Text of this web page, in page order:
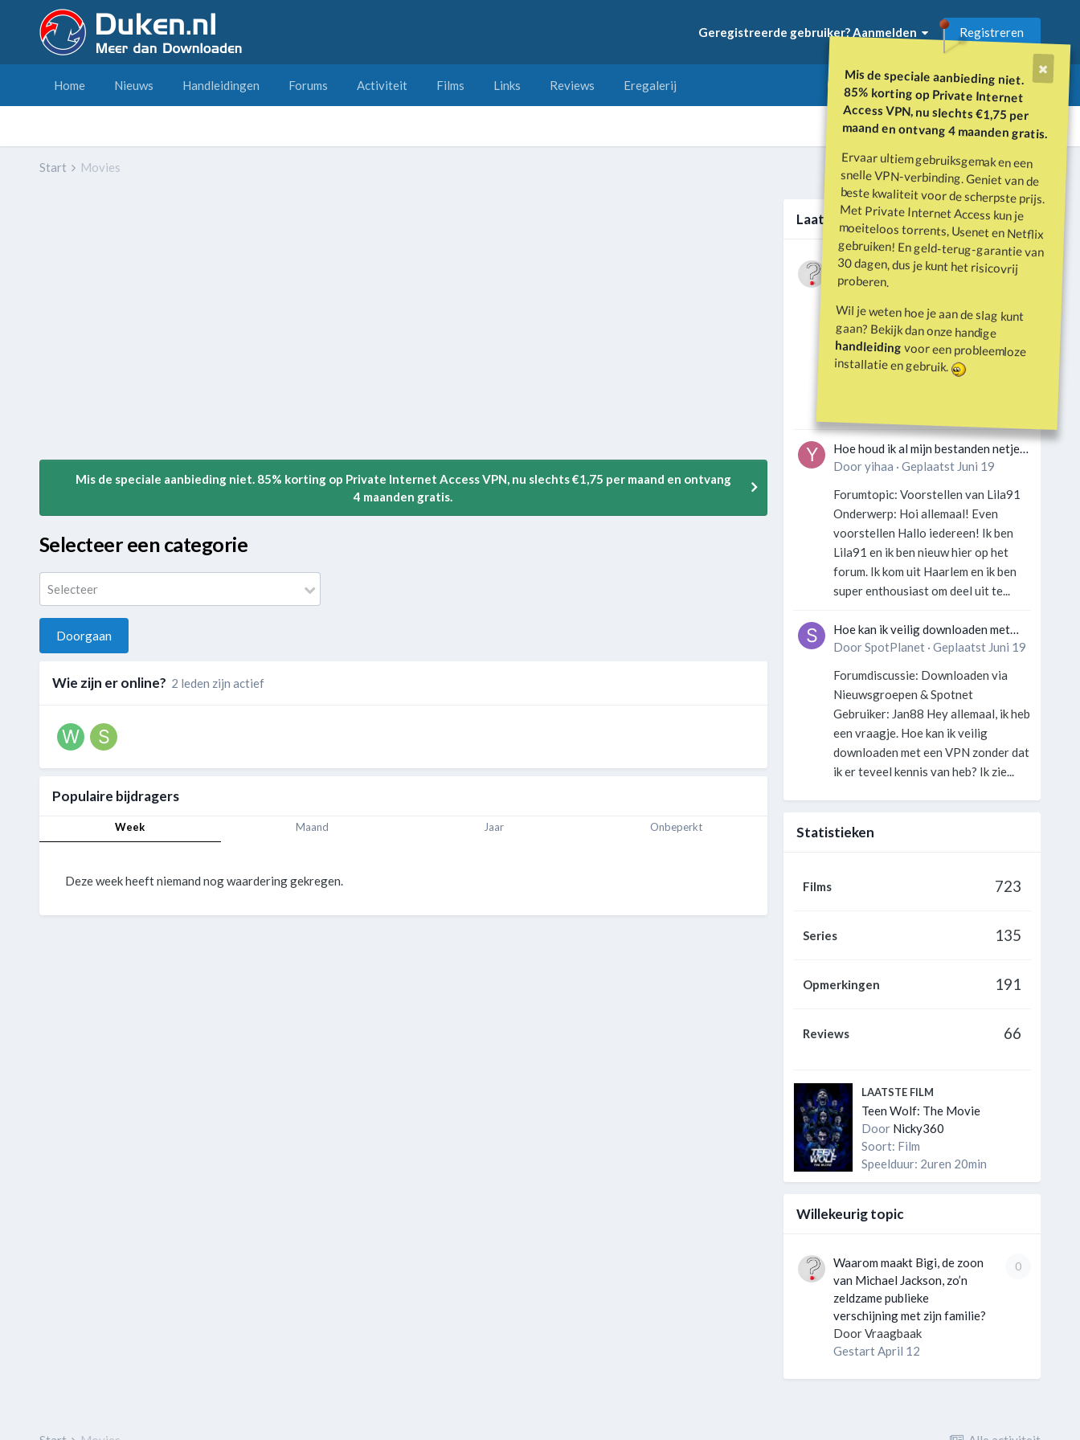
Mis de speciale aanbieding niet.
85% korting op Private Internet
Access VPN, nu slechts €1,75 per
maand en ontvang 4 maanden gratis.
Ervaar ultiem gebruiksgemak en een
snelle VPN-verbinding. Geniet van de
beste kwaliteit voor de scherpste prijs.
Met Private Internet Access kun je
moeiteloos torrents, Usenet en Netflix
gebruiken! En geld-terug-garantie van
30 dagen, dus je kunt het risicovrij
proberen.
Wil je weten hoe je aan de slag kunt
gaan? Bekijk dan onze handige
handleidingvoor een probleemloze
installatie en gebruik.
Geregistreerde gebruiker? Aanmelden Registreren
Home Nieuws Handleidingen Forums Activiteit Films Links Reviews Eregalerij
Alle activiteit
Start Movies
Mis de speciale aanbieding niet. 85% korting op Private Internet Access VPN, nu slechts €1,75 per maand en ontvang
4 maanden gratis.
Selecteer een categorie
Selecteer
Doorgaan
Wie zijn er online? 2 leden zijn actief
Populaire bijdragers
Week Maand Jaar Onbeperkt
Deze week heeft niemand nog waardering gekregen.
Laatste berichten
Wat is er gebeurd met Davey Hearn
en de vandalisatie van het
Washington Reflecting Pool?
DoorVraagbaak
Forumdiscussie: Davey Hearn:
Former Olympian Denies Vandalising
Washington Reflecting Pool
Gebruiker: SportFan123 Hey
Hoe houd ik al mijn bestanden netjes
georganiseerd zonder gek te
Dooryihaa · Geplaatst Juni 19
Forumtopic: Voorstellen van Lila91
Onderwerp: Hoi allemaal! Even
voorstellen Hallo iedereen! Ik ben
Lila91 en ik ben nieuw hier op het
forum. Ik kom uit Haarlem en ik ben
super enthousiast om deel uit te...
Hoe kan ik veilig downloaden met
een VPN zonder technische kennis?
DoorSpotPlanet· Geplaatst Juni 19
Forumdiscussie: Downloaden via
Nieuwsgroepen & Spotnet
Gebruiker: Jan88 Hey allemaal, ik heb
een vraagje. Hoe kan ik veilig
downloaden met een VPN zonder dat
ik er teveel kennis van heb? Ik zie...
Statistieken
Films 723
Series 135
Opmerkingen 191
Reviews 66
LAATSTE FILM
Teen Wolf: The Movie
Door Nicky360
Soort: Film
Speelduur: 2uren 20min
Willekeurig topic
0
Waarom maakt Bigi, de zoon
van Michael Jackson, zo’n
zeldzame publieke
verschijning met zijn familie?
DoorVraagbaak
GestartApril 12